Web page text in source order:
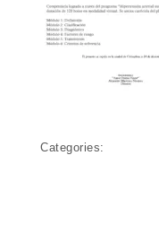
Categories: